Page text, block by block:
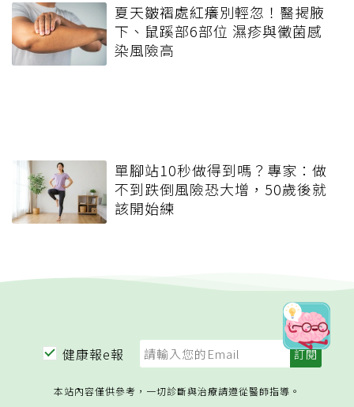
夏天皺褶處紅癢別輕忽！醫揭腋
下、鼠蹊部6部位 濕疹與黴菌感
染風險高
單腳站10秒做得到嗎？專家：做
不到跌倒風險恐大增，50歲後就
該開始練
健康報e報
本站內容僅供參考，一切診斷與治療請遵從醫師指導。